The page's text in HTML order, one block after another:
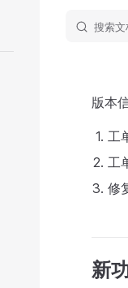
搜索文
版本
工
工
修
新